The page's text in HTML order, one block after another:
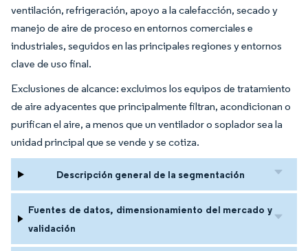
ventilación, refrigeración, apoyo a la calefacción, secado y
manejo de aire de proceso en entornos comerciales e
industriales, seguidos en las principales regiones y entornos
clave de uso final.
Exclusiones de alcance: excluimos los equipos de tratamiento
de aire adyacentes que principalmente filtran, acondicionan o
purifican el aire, a menos que un ventilador o soplador sea la
unidad principal que se vende y se cotiza.
Descripción general de la segmentación
Fuentes de datos, dimensionamiento del mercado y
validación